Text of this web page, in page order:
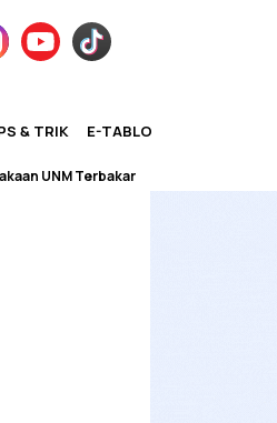
& TRIK E-TABLOID
UNM Terbakar